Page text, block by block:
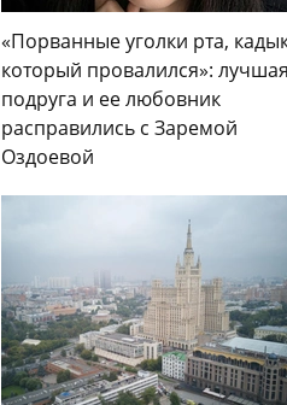
«Порванные уголки рта,
который провалился»: лучшая
подруга и ее любовник
расправились с Заремой
Оздоевой